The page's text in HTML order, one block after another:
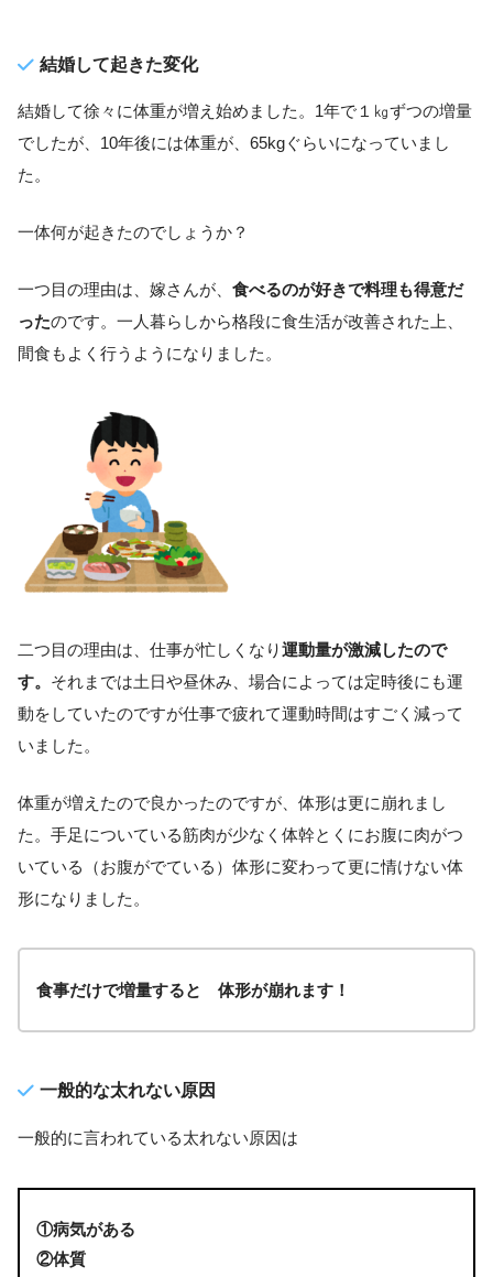
結婚して起きた変化
結婚して徐々に体重が増え始めました。1年で１㎏ずつの増量
でしたが、10年後には体重が、65kgぐらいになっていまし
た。
一体何が起きたのでしょうか？
一つ目の理由は、嫁さんが、 食べるのが好きで料理も得意だ
ったのです。一人暮らしから格段に食生活が改善された上、
間食もよく行うようになりました。
二つ目の理由は、仕事が忙しくなり運動量が激減したので
す。 それまでは土日や昼休み、場合によっては定時後にも運
動をしていたのですが仕事で疲れて運動時間はすごく減って
いました。
体重が増えたので良かったのですが、体形は更に崩れまし
た。手足についている筋肉が少なく体幹とくにお腹に肉がつ
いている（お腹がでている）体形に変わって更に情けない体
形になりました。
食事だけで増量すると 体形が崩れます！
一般的な太れない原因
一般的に言われている太れない原因は
①病気がある
②体質